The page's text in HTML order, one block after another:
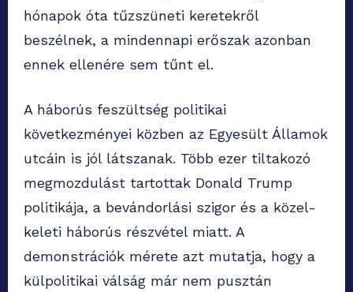
hónapok óta tűzszüneti keretekről
beszélnek, a mindennapi erőszak azonban
ennek ellenére sem tűnt el.
A háborús feszültség politikai
következményei közben az Egyesült Államok
utcáin is jól látszanak. Több ezer tiltakozó
megmozdulást tartottak Donald Trump
politikája, a bevándorlási szigor és a közel-
keleti háborús részvétel miatt. A
demonstrációk mérete azt mutatja, hogy a
külpolitikai válság már nem pusztán